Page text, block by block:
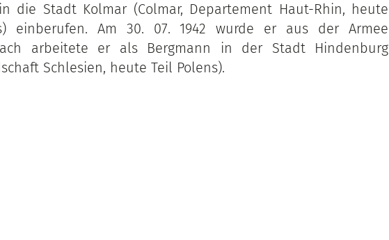
die Stadt Kolmar (Colmar, Departement Haut-Rhin, heute
einberufen. Am 30. 07. 1942 wurde er aus der Armee
arbeitete er als Bergmann in der Stadt Hindenburg
Schlesien, heute Teil Polens).